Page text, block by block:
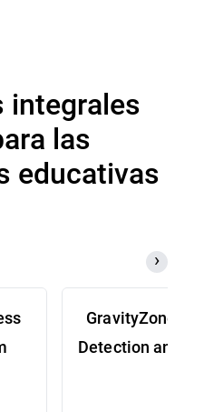
integrales
las
educativas
GravityZone
Detection and